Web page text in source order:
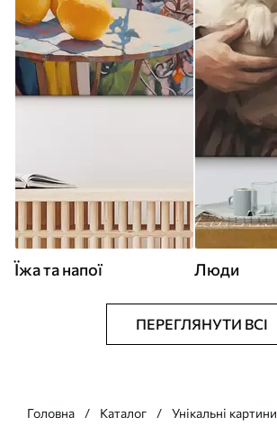
Їжа та напої Люди
ПЕРЕГЛЯНУТИ ВСІ
Головна Каталог
Унікальні картини